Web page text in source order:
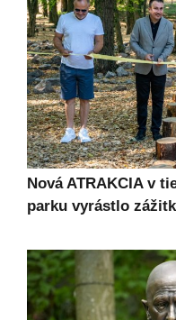
Nová ATRAKCIA v
parku vyrástlo